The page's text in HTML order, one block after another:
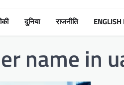
दुनिया राजनीति
name in